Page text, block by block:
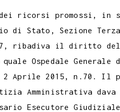
ricorsi promossi, in
di Stato, Sezione
ribadiva il diritto del
quale Ospedale
Aprile 2015, n.70. Il
Amministrativa
Esecutore